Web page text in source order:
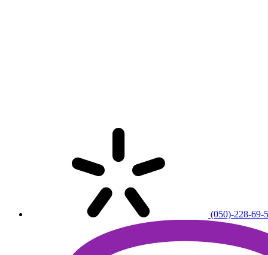
(050)-228-69-